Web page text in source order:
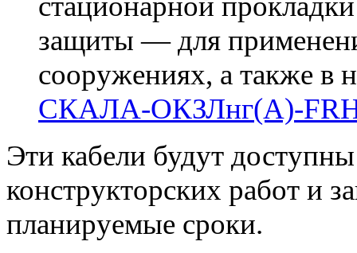
защиты — для
сооружениях, а также в
СКАЛА-ОКЗЛнг(A)-
Эти кабели будут
конструкторских работ и
планируемые сроки.